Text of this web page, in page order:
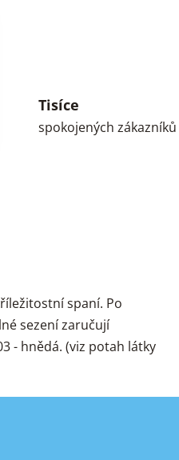
Tisíce
spokojených zákazníků
spaní. Po
sezení zaručují
- hnědá. (viz potah látky